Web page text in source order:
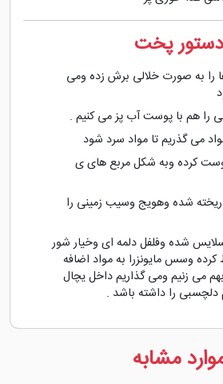
دستور پخت
را به صورت خلالی برش زده ومی
هم با پوست آب پز می کنیم .
می گذریم تا مواد سرد شود
کرده وبه شکل مربع های ی
شده وهویج وسیب زمینی را
شده وفلفل دلمه ای وخیار شور
وسس مایونزرا به مواد اضافه
می زنیم ومی گذاریم داخل یچال
را داشته باشد .
مشابه